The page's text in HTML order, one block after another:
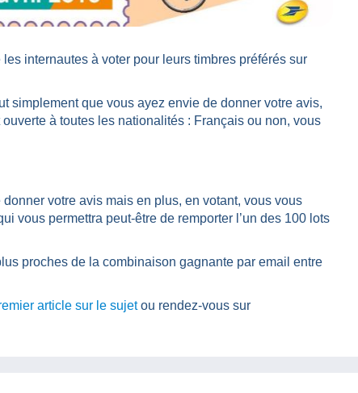
internautes à voter pour leurs timbres préférés sur
simplement que vous ayez envie de donner votre avis,
à toutes les nationalités : Français ou non, vous
votre avis mais en plus, en votant, vous vous
vous permettra peut-être de remporter l’un des 100 lots
proches de la combinaison gagnante par email entre
article sur le sujetou rendez-vous sur